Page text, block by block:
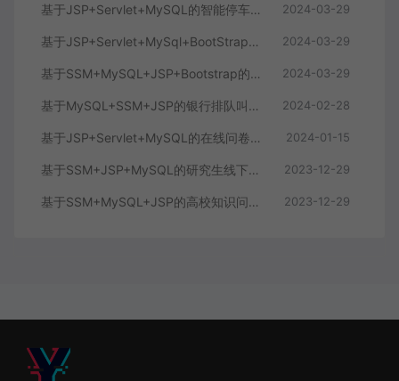
基于JSP+Servlet+MySQL的智能停车管理系统(附论文) 2024-03-29
基于JSP+Servlet+MySql+BootStrap的在线购物商城 2024-03-29
基于SSM+MySQL+JSP+Bootstrap的实现的游戏商城系统 2024-03-29
基于MySQL+SSM+JSP的银行排队叫号系统(附论文) 2024-02-28
基于JSP+Servlet+MySQL的在线问卷调查系统(附文档) 2024-01-15
基于SSM+JSP+MySQL的研究生线下复试考试系统 2023-12-29
基于SSM+MySQL+JSP的高校知识问答答题系统 2023-12-29